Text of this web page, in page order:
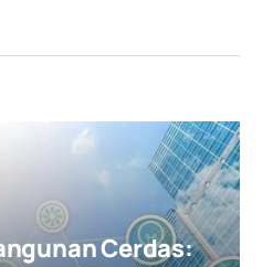
Cerdas: